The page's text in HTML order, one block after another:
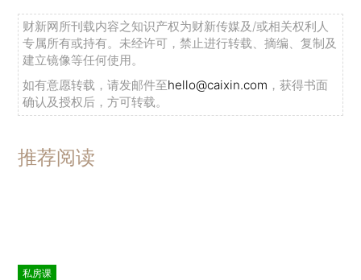
财新网所刊载内容之知识产权为财新传媒及/或相关权利人
专属所有或持有。未经许可，禁止进行转载、摘编、复制及
建立镜像等任何使用。
如有意愿转载，请发邮件至hello@caixin.com ，获得书面
确认及授权后，方可转载。
推荐阅读
私房课